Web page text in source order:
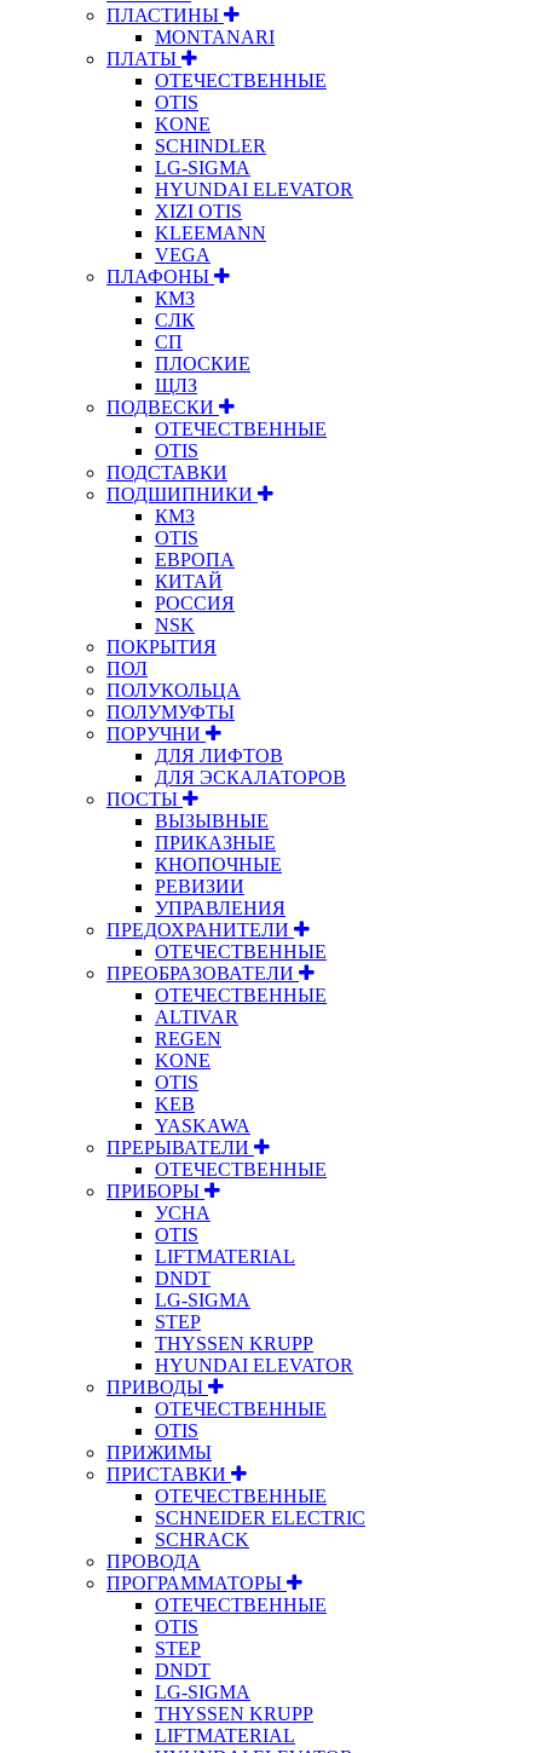
ПЛАСТИНЫ
MONTANARI
ПЛАТЫ
ОТЕЧЕСТВЕННЫЕ
OTIS
KONE
SCHINDLER
LG-SIGMA
HYUNDAI ELEVATOR
XIZI OTIS
KLEEMANN
VEGA
ПЛАФОНЫ
КМЗ
СЛК
СП
ПЛОСКИЕ
ЩЛЗ
ПОДВЕСКИ
ОТЕЧЕСТВЕННЫЕ
OTIS
ПОДСТАВКИ
ПОДШИПНИКИ
КМЗ
OTIS
ЕВРОПА
КИТАЙ
РОССИЯ
NSK
ПОКРЫТИЯ
ПОЛ
ПОЛУКОЛЬЦА
ПОЛУМУФТЫ
ПОРУЧНИ
ДЛЯ ЛИФТОВ
ДЛЯ ЭСКАЛАТОРОВ
ПОСТЫ
ВЫЗЫВНЫЕ
ПРИКАЗНЫЕ
КНОПОЧНЫЕ
РЕВИЗИИ
УПРАВЛЕНИЯ
ПРЕДОХРАНИТЕЛИ
ОТЕЧЕСТВЕННЫЕ
ПРЕОБРАЗОВАТЕЛИ
ОТЕЧЕСТВЕННЫЕ
ALTIVAR
REGEN
KONE
OTIS
KEB
YASKAWA
ПРЕРЫВАТЕЛИ
ОТЕЧЕСТВЕННЫЕ
ПРИБОРЫ
УСНА
OTIS
LIFTMATERIAL
DNDT
LG-SIGMA
STEP
THYSSEN KRUPP
HYUNDAI ELEVATOR
ПРИВОДЫ
ОТЕЧЕСТВЕННЫЕ
OTIS
ПРИЖИМЫ
ПРИСТАВКИ
ОТЕЧЕСТВЕННЫЕ
SCHNEIDER ELECTRIC
SCHRACK
ПРОВОДА
ПРОГРАММАТОРЫ
ОТЕЧЕСТВЕННЫЕ
OTIS
STEP
DNDT
LG-SIGMA
THYSSEN KRUPP
LIFTMATERIAL